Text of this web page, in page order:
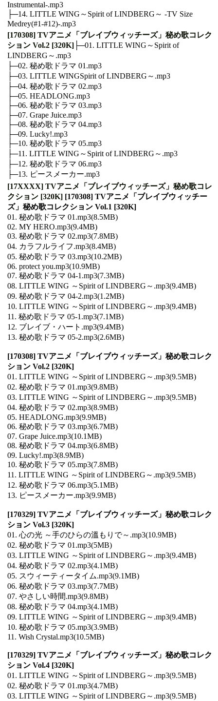
Instrumental-.mp3
├─14. LITTLE WING～Spirit of LINDBERG～ -TV Size
Medrey(#1-#12)-.mp3‍
[170308] TVアニメ「ブレイブウィッチーズ」秘め歌コレク
ション Vol.2 [320K] ├─01. LITTLE WING～Spirit of
LINDBERG～.mp3
├─02. 秘め歌ドラマ 01.mp3
├─03. LITTLE WINGSpirit of LINDBERG～.mp3
├─04. 秘め歌ドラマ 02.mp3
├─05. HEADLONG.mp3
├─06. 秘め歌ドラマ 03.mp3
├─07. Grape Juice.mp3
├─08. 秘め歌ドラマ 04.mp3
├─09. Lucky!.mp3
├─10. 秘め歌ドラマ 05.mp3
├─11. LITTLE WING～Spirit of LINDBERG～.mp3
├─12. 秘め歌ドラマ 06.mp3
├─13. ピースメーカー.mp3‍‍‍‍
[17XXXX] TVアニメ「ブレイブウィッチーズ」秘め歌コレ
クション [320K] [170308] TVアニメ「ブレイブウィッチー
ズ」秘め歌コレクション Vol.1 [320K]
01. 秘め歌ドラマ 01.mp3(8.5MB)
02. MY HERO.mp3(9.4MB)
03. 秘め歌ドラマ 02.mp3(7.8MB)
04. カラフルライフ.mp3(8.4MB)
05. 秘め歌ドラマ 03.mp3(10.2MB)
06. protect you.mp3(10.9MB)
07. 秘め歌ドラマ 04-1.mp3(7.3MB)
08. LITTLE WING ～Spirit of LINDBERG～.mp3(9.4MB)
09. 秘め歌ドラマ 04-2.mp3(1.2MB)
10. LITTLE WING ～Spirit of LINDBERG～.mp3(9.4MB)
11. 秘め歌ドラマ 05-1.mp3(7.1MB)
12. ブレイブ・ハート.mp3(9.4MB)
13. 秘め歌ドラマ 05-2.mp3(2.6MB)
[170308] TVアニメ「ブレイブウィッチーズ」秘め歌コレク
ション Vol.2 [320K]
01. LITTLE WING ～Spirit of LINDBERG～.mp3(9.5MB)
02. 秘め歌ドラマ 01.mp3(9.8MB)
03. LITTLE WING ～Spirit of LINDBERG～.mp3(9.5MB)
04. 秘め歌ドラマ 02.mp3(8.9MB)
05. HEADLONG.mp3(9.9MB)
06. 秘め歌ドラマ 03.mp3(6.7MB)
07. Grape Juice.mp3(10.1MB)
08. 秘め歌ドラマ 04.mp3(6.8MB)
09. Lucky!.mp3(8.9MB)
10. 秘め歌ドラマ 05.mp3(7.8MB)
11. LITTLE WING ～Spirit of LINDBERG～.mp3(9.5MB)
12. 秘め歌ドラマ 06.mp3(5.1MB)
13. ピースメーカー.mp3(9.9MB)
[170329] TVアニメ「ブレイブウィッチーズ」秘め歌コレク
ション Vol.3 [320K]
01. 心の光 ～手のひらの溫もりで～.mp3(10.9MB)
02. 秘め歌ドラマ 01.mp3(5MB)
03. LITTLE WING ～Spirit of LINDBERG～.mp3(9.4MB)
04. 秘め歌ドラマ 02.mp3(4.1MB)
05. スウィーティータイム.mp3(9.1MB)
06. 秘め歌ドラマ 03.mp3(7.7MB)
07. やさしい時間.mp3(9.8MB)
08. 秘め歌ドラマ 04.mp3(4.1MB)
09. LITTLE WING ～Spirit of LINDBERG～.mp3(9.4MB)
10. 秘め歌ドラマ 05.mp3(3.9MB)
11. Wish Crystal.mp3(10.5MB)
[170329] TVアニメ「ブレイブウィッチーズ」秘め歌コレク
ション Vol.4 [320K]
01. LITTLE WING ～Spirit of LINDBERG～.mp3(9.5MB)
02. 秘め歌ドラマ 01.mp3(4.7MB)
03. LITTLE WING ～Spirit of LINDBERG～.mp3(9.5MB)